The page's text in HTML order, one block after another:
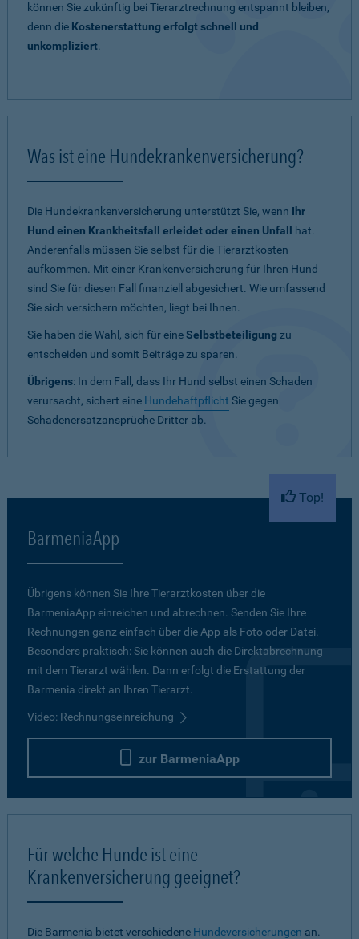
können Sie zukünftig bei Tierarztrechnung entspannt bleiben,
denn die Kostenerstattung erfolgt schnell und
unkompliziert.
Was ist eine Hundekrankenversicherung?
Die Hundekrankenversicherung unterstützt Sie, wenn Ihr
Hund einen Krankheitsfall erleidet oder einen Unfall
hat.
Anderenfalls müssen Sie selbst für die Tierarztkosten
aufkommen. Mit einer Krankenversicherung für Ihren Hund
sind Sie für diesen Fall finanziell abgesichert. Wie umfassend
Sie sich versichern möchten, liegt bei Ihnen.
Sie haben die Wahl, sich für eineSelbstbeteiligung zu
entscheiden und somit Beiträge zu sparen.
Übrigens: In dem Fall, dass Ihr Hund selbst einen Schaden
verursacht, sichert eine Hundehaftpflicht Sie gegen
Schadenersatzansprüche Dritter ab.
Top!
BarmeniaApp
Übrigens können Sie Ihre Tierarztkosten über die
BarmeniaApp einreichen und abrechnen. Senden Sie Ihre
Rechnungen ganz einfach über die App als Foto oder Datei.
Besonders praktisch: Sie können auch die Direktabrechnung
mit dem Tierarzt wählen. Dann erfolgt die Erstattung der
Barmenia direkt an Ihren Tierarzt.
Video: Rechnungseinreichung
zur BarmeniaApp
Für welche Hunde ist eine
Krankenversicherung geeignet?
Die Barmenia bietet verschiedene Hundeversicherungen an.